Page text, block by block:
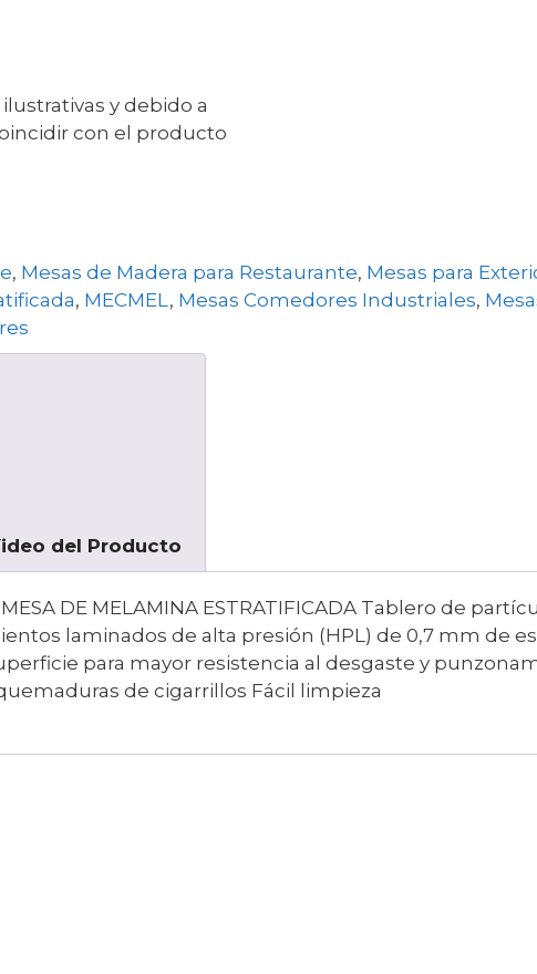
y debido a
con el producto
, Mesas de Madera para Restaurante, Mesas para
, MECMEL , Mesas Comedores Industriales,
del Producto
MESA DE MELAMINA ESTRATIFICADA Tablero de
laminados de alta presión (HPL) de 0,7 mm de
para mayor resistencia al desgaste y
de cigarrillos Fácil limpieza